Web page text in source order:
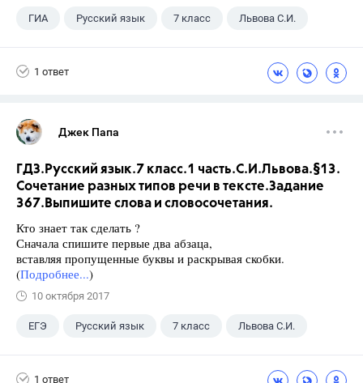
ГИА Русский язык 7 класс Львова С.И.
1 ответ
Джек Папа
ГДЗ.Русский язык.7 класс.1 часть.С.И.Львова.§13.
Сочетание разных типов речи в тексте.Задание
367.Выпишите слова и словосочетания.
Кто знает так сделать ?
Сначала спишите первые два абзаца,
вставляя пропущенные буквы и раскрывая скобки.
(Подробнее...)
10 октября 2017
ЕГЭ Русский язык 7 класс Львова С.И.
1 ответ